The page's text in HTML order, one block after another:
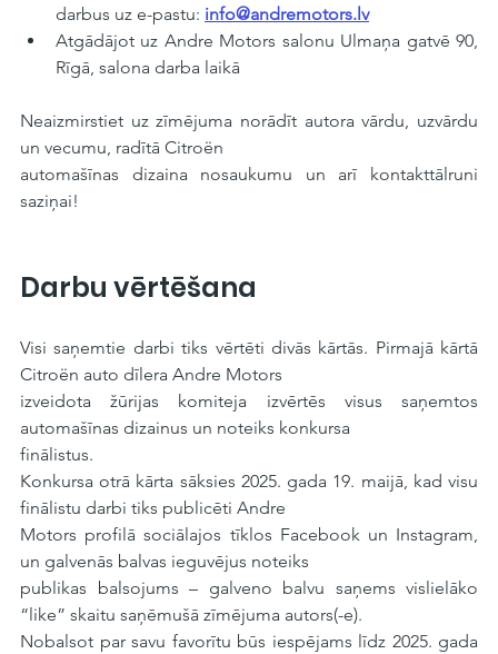
darbus uz e-pastu: info@andremotors.lv
Atgādājot uz Andre Motors salonu Ulmaņa gatvē 90,
Rīgā, salona darba laikā
Neaizmirstiet uz zīmējuma norādīt autora vārdu, uzvārdu
un vecumu, radītā Citroën
automašīnas dizaina nosaukumu un arī kontakttālruni
saziņai!
Darbu vērtēšana
Visi saņemtie darbi tiks vērtēti divās kārtās. Pirmajā kārtā
Citroën auto dīlera Andre Motors
izveidota žūrijas komiteja izvērtēs visus saņemtos
automašīnas dizainus un noteiks konkursa
finālistus.
Konkursa otrā kārta sāksies 2025. gada 19. maijā, kad visu
finālistu darbi tiks publicēti Andre
Motors profilā sociālajos tīklos Facebook un Instagram,
un galvenās balvas ieguvējus noteiks
publikas balsojums – galveno balvu saņems vislielāko
“like” skaitu saņēmušā zīmējuma autors(-e).
Nobalsot par savu favorītu būs iespējams līdz 2025. gada